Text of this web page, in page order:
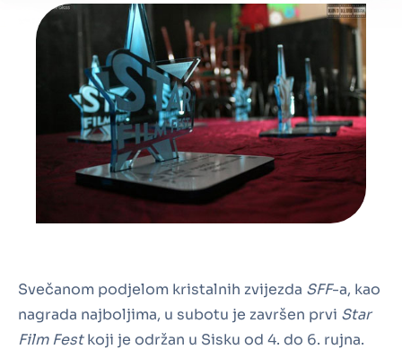
Svečanom podjelom kristalnih zvijezda SFF-a, kao
nagrada najboljima, u subotu je završen prvi Star
Film Festkoji je održan u Sisku od 4. do 6. rujna.